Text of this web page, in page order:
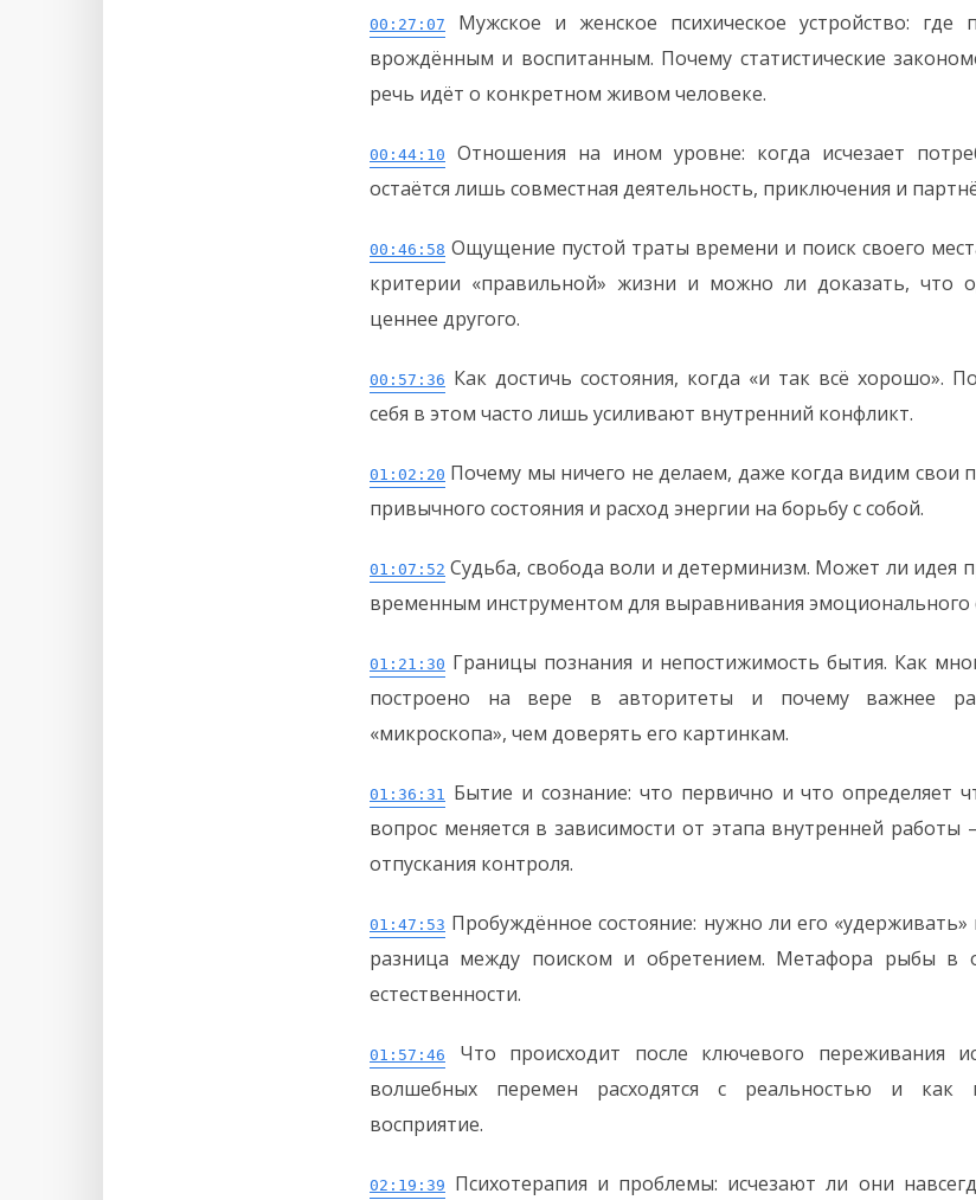
00:27:07
Мужское и женское психическое устройство: где
врождённым и воспитанным. Почему статистические
речь идёт о конкретном живом человеке.
00:44:10
Отношения на ином уровне: когда исчезает
остаётся лишь совместная деятельность, приключения и
00:46:58 Ощущение пустой траты времени и поиск своего
критерии «правильной» жизни и можно ли доказать, что
ценнее другого.
00:57:36 Как достичь состояния, когда «и так всё хорошо».
себя в этом часто лишь усиливают внутренний конфликт.
01:02:20 Почему мы ничего не делаем, даже когда видим свои
привычного состояния и расход энергии на борьбу с собой.
01:07:52 Судьба, свобода воли и детерминизм. Может ли идея
временным инструментом для выравнивания эмоционального
01:21:30 Границы познания и непостижимость бытия. Как
построено на вере в авторитеты и почему важнее
«микроскопа», чем доверять его картинкам.
01:36:31 Бытие и сознание: что первично и что определяет
вопрос меняется в зависимости от этапа внутренней
отпускания контроля.
01:47:53 Пробуждённое состояние: нужно ли его «удерживать»
разница между поиском и обретением. Метафора рыбы в
естественности.
01:57:46
Что происходит после ключевого переживания
волшебных перемен расходятся с реальностью и как
восприятие.
02:19:39
Психотерапия и проблемы: исчезают ли они